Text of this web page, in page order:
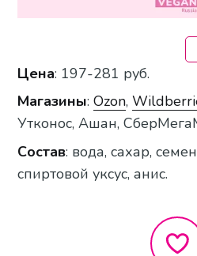
Цена: 197-281 руб.
Магазины:Ozon,
Утконос, Ашан,
Состав: вода, сахар,
спиртовой уксус, анис.